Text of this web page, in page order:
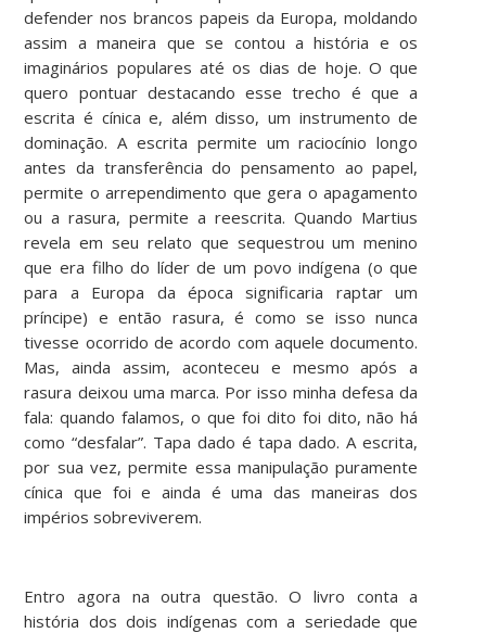
defender nos brancos papeis da Europa, moldando
assim a maneira que se contou a história e os
imaginários populares até os dias de hoje. O que
quero pontuar destacando esse trecho é que a
escrita é cínica e, além disso, um instrumento de
dominação. A escrita permite um raciocínio longo
antes da transferência do pensamento ao papel,
permite o arrependimento que gera o apagamento
ou a rasura, permite a reescrita. Quando Martius
revela em seu relato que sequestrou um menino
que era filho do líder de um povo indígena (o que
para a Europa da época significaria raptar um
príncipe) e então rasura, é como se isso nunca
tivesse ocorrido de acordo com aquele documento.
Mas, ainda assim, aconteceu e mesmo após a
rasura deixou uma marca. Por isso minha defesa da
fala: quando falamos, o que foi dito foi dito, não há
como “desfalar”. Tapa dado é tapa dado. A escrita,
por sua vez, permite essa manipulação puramente
cínica que foi e ainda é uma das maneiras dos
impérios sobreviverem.
Entro agora na outra questão. O livro conta a
história dos dois indígenas com a seriedade que